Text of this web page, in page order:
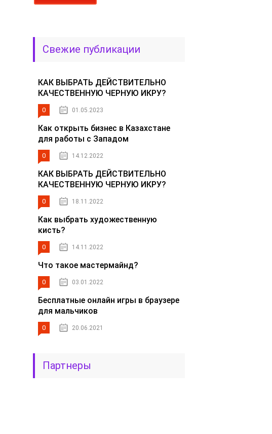
Свежие публикации
КАК ВЫБРАТЬ ДЕЙСТВИТЕЛЬНО
КАЧЕСТВЕННУЮ ЧЕРНУЮ ИКРУ?
0 01.05.2023
Как открыть бизнес в Казахстане
для работы с Западом
0 14.12.2022
КАК ВЫБРАТЬ ДЕЙСТВИТЕЛЬНО
КАЧЕСТВЕННУЮ ЧЕРНУЮ ИКРУ?
0 18.11.2022
Как выбрать художественную
кисть?
0 14.11.2022
Что такое мастермайнд?
0 03.01.2022
Бесплатные онлайн игры в браузере
для мальчиков
0 20.06.2021
Партнеры